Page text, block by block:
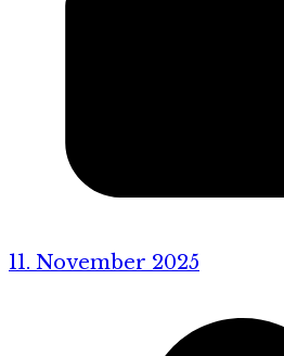
11. November 2025